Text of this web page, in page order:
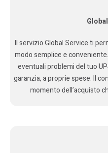
Il servizio Global Service ti
modo semplice e
eventuali problemi del tuo
garanzia, a proprie spese. Il
momento dell’acquisto